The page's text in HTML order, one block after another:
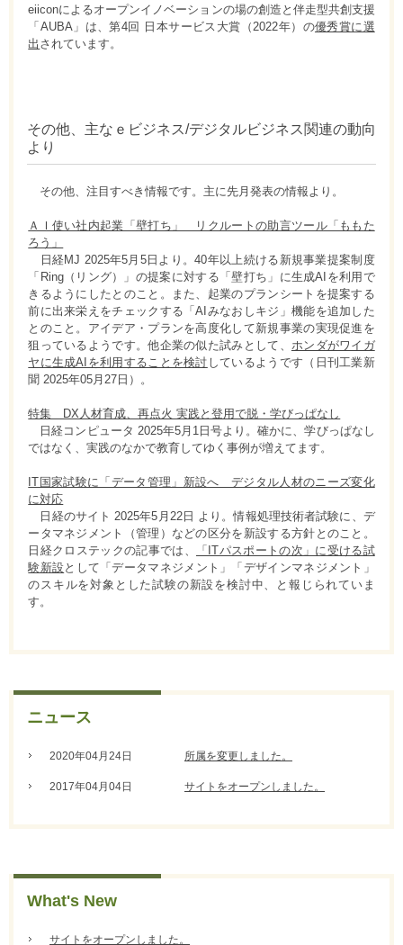
eiiconによるオープンイノベーションの場の創造と伴走型共創支援
「AUBA」は、第4回 日本サービス大賞（2022年）の優秀賞に選
出 されています。
その他、主なｅビジネス/デジタルビジネス関連の動向
より
その他、注目すべき情報です。主に先月発表の情報より。
ＡＩ使い社内起業「壁打ち」 リクルートの助言ツール「ももた
ろう」
日経MJ 2025年5月5日より。40年以上続ける新規事業提案制度
「Ring（リング）」の提案に対する「壁打ち」に生成AIを利用で
きるようにしたとのこと。また、起業のプランシートを提案する
前に出来栄えをチェックする「AIみなおしキジ」機能を追加した
とのこと。アイデア・プランを高度化して新規事業の実現促進を
狙っているようです。他企業の似た試みとして、 ホンダがワイガ
ヤに生成AIを利用することを検討 しているようです（日刊工業新
聞 2025年05月27日）。
特集 DX人材育成、再点火 実践と登用で脱・学びっぱなし
日経コンピュータ 2025年5月1日号より。確かに、学びっぱなし
ではなく、実践のなかで教育してゆく事例が増えてます。
IT国家試験に「データ管理」新設へ デジタル人材のニーズ変化
に対応
日経のサイト 2025年5月22日 より。情報処理技術者試験に、デ
ータマネジメント（管理）などの区分を新設する方針とのこと。
日経クロステックの記事では、
「ITパスポートの次」に受ける試
験新設として「データマネジメント」「デザインマネジメント」
のスキルを対象とした試験の新設を検討中、と報じられていま
す。
ニュース
2020年04月24日 所属を変更しました。
2017年04月04日 サイトをオープンしました。
What's New
サイトをオープンしました。